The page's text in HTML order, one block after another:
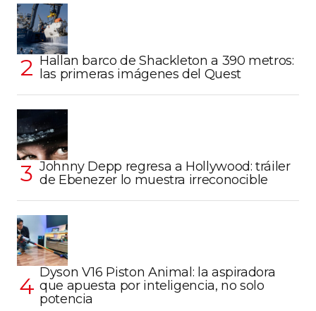
Hallan barco de Shackleton a 390 metros:
las primeras imágenes del Quest
Johnny Depp regresa a Hollywood: tráiler
de Ebenezer lo muestra irreconocible
Dyson V16 Piston Animal: la aspiradora
que apuesta por inteligencia, no solo
potencia